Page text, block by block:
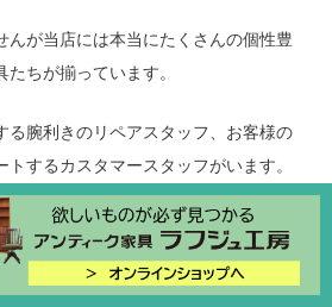
んが当店には本当にたくさんの個性豊
ちが揃っています。
る腕利きのリペアスタッフ、お客様の
するカスタマースタッフがいます。
けたお気に入りの一点を「なんとなく
で諦めてしまわれる前に、ぜひ一度お
嬉しいです。